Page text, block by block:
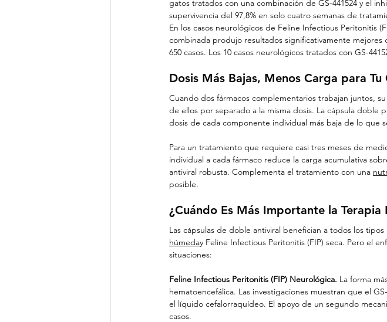
gatos tratados con una combinación de GS-441524 y el
supervivencia del 97,8% en solo cuatro semanas de
En los casos neurológicos de Feline Infectious Peritonitis
combinada produjo resultados significativamente
650 casos. Los 10 casos neurológicos tratados con GS-
Dosis Más Bajas, Menos Carga para Tu
Cuando dos fármacos complementarios trabajan juntos,
de ellos por separado a la misma dosis. La cápsula
dosis de cada componente individual más baja de lo que
Para un tratamiento que requiere casi tres meses de
individual a cada fármaco reduce la carga acumulativa
antiviral robusta. Complementa el tratamiento con una
posible.
¿Cuándo Es Más Importante la Terapia
Las cápsulas de doble antiviral benefician a todos los
húmeday Feline Infectious Peritonitis (FIP) seca. Pero el
situaciones:
Feline Infectious Peritonitis (FIP) Neurológica. La forma
hematoencefálica. Las investigaciones muestran que el
el líquido cefalorraquídeo. El apoyo de un segundo
casos.